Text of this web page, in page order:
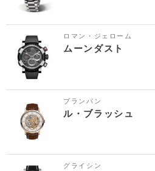
ロマン・ジェローム
ムーンダスト
ブランパン
ル・ブラッシュ
グライシン